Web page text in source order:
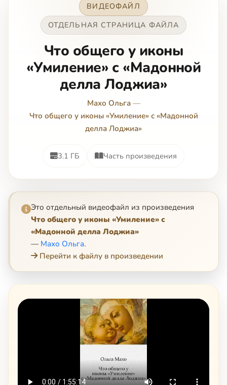
ВИДЕОФАЙЛ
ОТДЕЛЬНАЯ СТРАНИЦА ФАЙЛА
Что общего у иконы
«Умиление» с «Мадонной
делла Лоджиа»
Махо Ольга—
Что общего у иконы «Умиление» с «Мадонной
делла Лоджиа»
3.1 ГБ Часть произведения
Это отдельный видеофайл из произведения
Что общего у иконы «Умиление» с
«Мадонной делла Лоджиа»
— Махо Ольга.
Перейти к файлу в произведении